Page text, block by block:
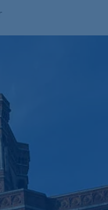
online